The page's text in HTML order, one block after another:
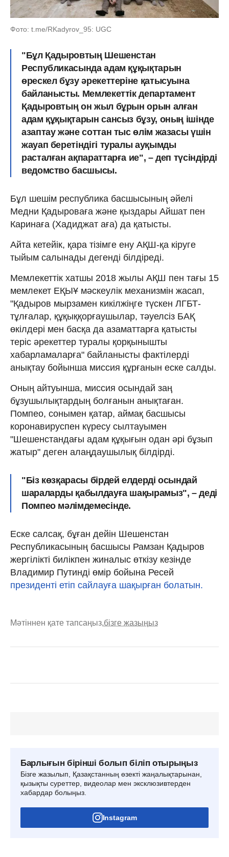
Фото: t.me/RKadyrov_95: UGC
"Бұл Қадыровтың Шешенстан
Республикасында адам құқықтарын
өрескел бұзу әрекеттеріне қатысуына
байланысты. Мемлекеттік департамент
Қадыровтың он жыл бұрын орын алған
адам құқықтарын сансыз бұзу, оның ішінде
азаптау және соттан тыс өлім жазасы үшін
жауап беретіндігі туралы ауқымды
расталған ақпараттарға ие", – деп түсіндірді
ведомство басшысы.
Бұл шешім республика басшысының әйелі
Медни Қадыроваға және қыздары Айшат пен
Каринаға (Хадиджат аға) да қатысты.
Айта кетейік, қара тізімге ену АҚШ-қа кіруге
тыйым салынады дегенді білдіреді.
Мемлекеттік хатшы 2018 жылы АҚШ пен тағы 15
мемлекет ЕҚЫҰ мәскеулік механизмін жасап,
"Қадыров мырзамен кикілжіңге түскен ЛГБТ-
тұлғалар, құқыққорғаушылар, тәуелсіз БАҚ
өкілдері мен басқа да азаматтарға қатысты
теріс әрекеттер туралы қорқынышты
хабарламаларға" байланысты фактілерді
анықтау бойынша миссия құрғанын еске салды.
Оның айтуынша, миссия осындай заң
бұзушылықтардың болғанын анықтаған.
Помпео, сонымен қатар, аймақ басшысы
коронавируспен күресу сылтауымен
"Шешенстандағы адам құқығын одан әрі бұзып
жатыр" деген алаңдаушылық білдірді.
"Біз көзқарасы бірдей елдерді осындай
шараларды қабылдауға шақырамыз", – деді
Помпео мәлімдемесінде.
Еске салсақ, бұған дейін Шешенстан
Республикасының басшысы Рамзан Қадыров
жергілікті билікпен жиналыс өткізу кезінде
Владимир Путинді өмір бойына Ресей
президенті етіп сайлауға шақырған болатын.
Мәтіннен қате тапсаңыз,бізге жазыңыз
Барлығын бірінші болып біліп отырыңыз
Бізге жазылып, Қазақстанның өзекті жаңалықтарынан,
қызықты суреттер, видеолар мен эксклюзивтерден
хабардар болыңыз.
Instagram